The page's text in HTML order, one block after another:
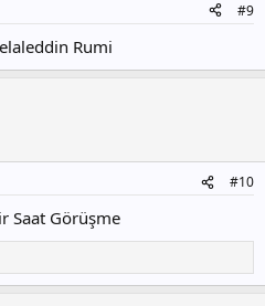
#9
Rumi
#10
Saat Görüşme